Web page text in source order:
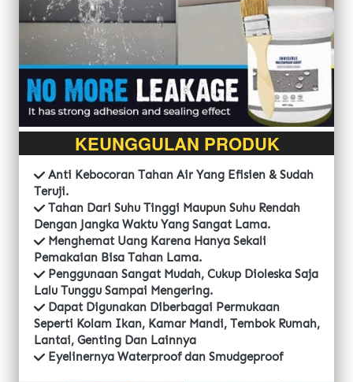
KEUNGGULAN PRODUK
Anti Kebocoran Tahan Air Yang Efisien & Sudah
Teruji.
Tahan Dari Suhu Tinggi Maupun Suhu Rendah
Dengan Jangka Waktu Yang Sangat Lama.
Menghemat Uang Karena Hanya Sekali
Pemakaian Bisa Tahan Lama.
Penggunaan Sangat Mudah, Cukup Dioleska Saja
Lalu Tunggu Sampai Mengering.
Dapat Digunakan Diberbagai Permukaan
Seperti Kolam Ikan, Kamar Mandi, Tembok Rumah,
Lantai, Genting Dan Lainnya
Eyelinernya Waterproof dan Smudgeproof